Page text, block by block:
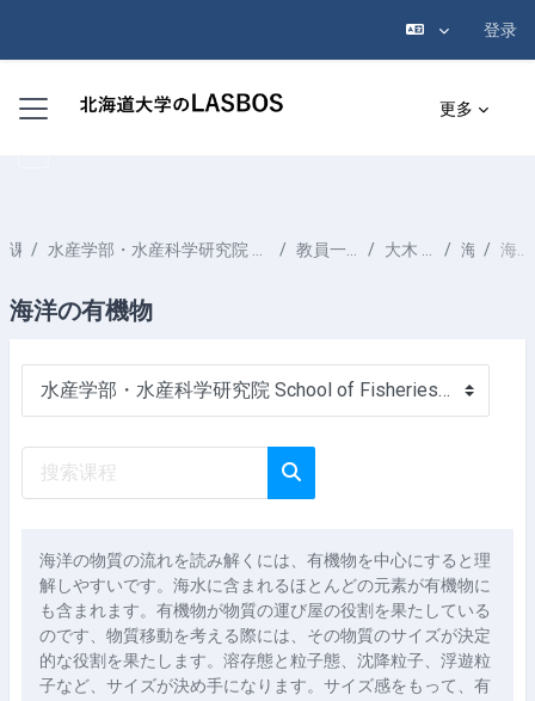
登录
停靠面板 更多
课程 水産学部・水産科学研究院 School of Fisheries Sciences & Faculty of Fisheries Sciences 教員一覧 List of Professors 大木 淳之 OOKI Atsushi 海洋化学 海洋の有機物
海洋の有機物
课程类别
搜索课程
海洋の物質の流れを読み解くには、有機物を中心にすると理
解しやすいです。海水に含まれるほとんどの元素が有機物に
も含まれます。有機物が物質の運び屋の役割を果たしている
のです、物質移動を考える際には、その物質のサイズが決定
的な役割を果たします。溶存態と粒子態、沈降粒子、浮遊粒
子など、サイズが決め手になります。サイズ感をもって、有